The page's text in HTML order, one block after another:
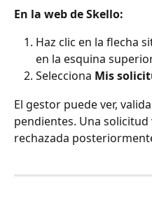
En la web de Skello:
Haz clic en la flecha
en la esquina
Selecciona Mis
El gestor puede ver,
pendientes. Una
rechazada